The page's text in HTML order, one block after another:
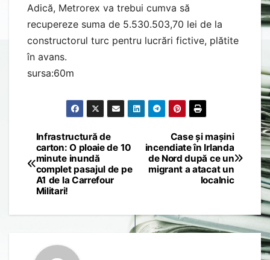
Adică, Metrorex va trebui cumva să
recupereze suma de 5.530.503,70 lei de la
constructorul turc pentru lucrări fictive, plătite
în avans.
sursa:60m
Post
navigation
Case și mașini
incendiate în Irlanda
de Nord după ce un
migrant a atacat un
localnic
Infrastructură de
carton: O ploaie de 10
minute inundă
complet pasajul de pe
A1 de la Carrefour
Militari!